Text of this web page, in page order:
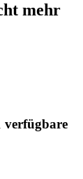
mehr
verfügbare